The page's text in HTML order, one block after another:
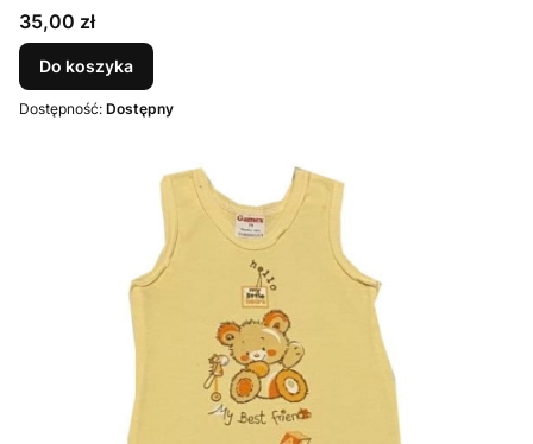
Cena
35,00 zł
Do koszyka
Dostępność: Dostępny